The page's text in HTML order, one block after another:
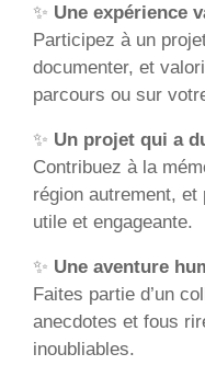
✨ Une expérience
Participez à un
documenter, et
parcours ou sur
✨ Un projet qui a
Contribuez à la
région autrement,
utile et engageante.
✨ Une aventure
Faites partie d’un
anecdotes et fous
inoubliables.